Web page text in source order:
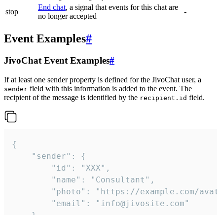
stop
End chat, a signal that events for this chat are
no longer accepted
-
Event Examples#
JivoChat Event Examples#
If at least one sender property is defined for the JivoChat user, a
sender field with this information is added to the event. The
recipient of the message is identified by the recipient.id field.
{